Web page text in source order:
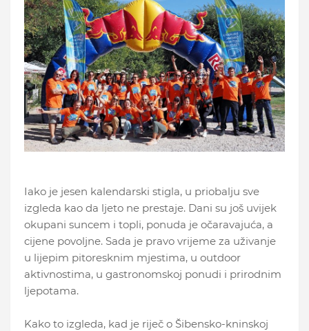
Iako je jesen kalendarski stigla, u priobalju sve
izgleda kao da ljeto ne prestaje. Dani su još uvijek
okupani suncem i topli, ponuda je očaravajuća, a
cijene povoljne. Sada je pravo vrijeme za uživanje
u lijepim pitoresknim mjestima, u outdoor
aktivnostima, u gastronomskoj ponudi i prirodnim
ljepotama.
Kako to izgleda, kad je riječ o Šibensko-kninskoj